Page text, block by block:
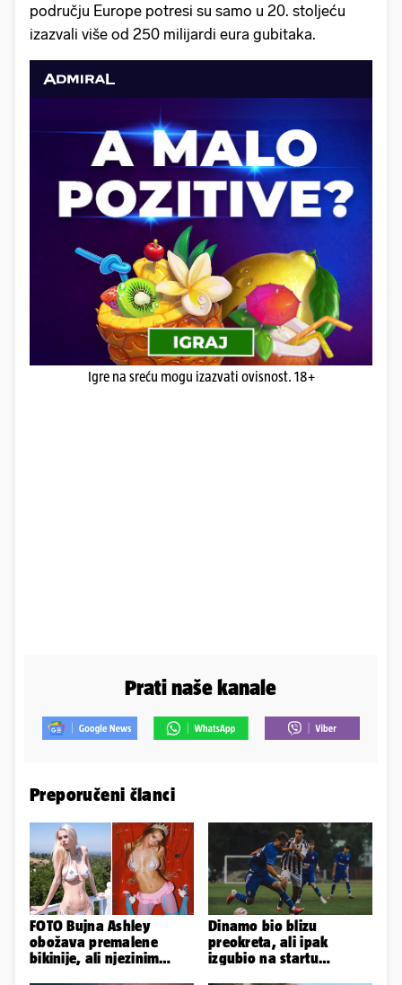
području Europe potresi su samo u 20. stoljeću
izazvali više od 250 milijardi eura gubitaka.
Igre na sreću mogu izazvati ovisnost. 18+
Prati naše kanale
Preporučeni članci
FOTO Bujna Ashley
obožava premalene
bikinije, ali njezinim
Dinamo bio blizu
preokreta, ali ipak
izgubio na startu